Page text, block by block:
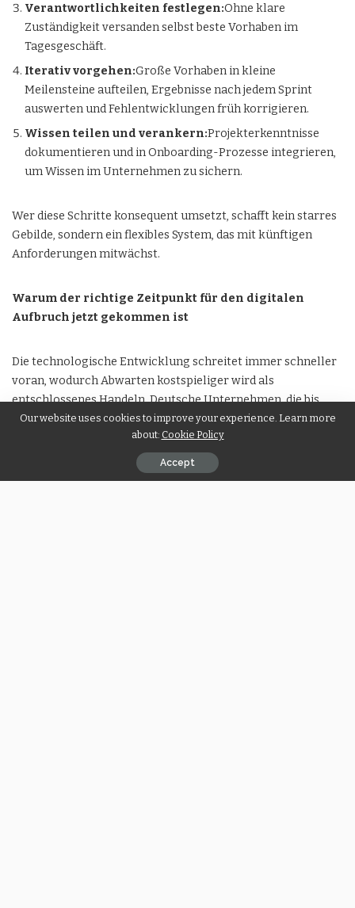
Verantwortlichkeiten festlegen:Ohne klare
Zuständigkeit versanden selbst beste Vorhaben im
Tagesgeschäft.
Iterativ vorgehen:Große Vorhaben in kleine
Meilensteine aufteilen, Ergebnisse nach jedem Sprint
auswerten und Fehlentwicklungen früh korrigieren.
Wissen teilen und verankern:Projekterkenntnisse
dokumentieren und in Onboarding-Prozesse integrieren,
um Wissen im Unternehmen zu sichern.
Wer diese Schritte konsequent umsetzt, schafft kein starres
Gebilde, sondern ein flexibles System, das mit künftigen
Anforderungen mitwächst.
Warum der richtige Zeitpunkt für den digitalen
Aufbruch jetzt gekommen ist
Die technologische Entwicklung schreitet immer schneller
voran, wodurch Abwarten kostspieliger wird als
entschlossenes Handeln. Deutsche Unternehmen, die bis
zum Jahr 2026 bereits digitale Prozesse fest in ihren
Arbeitsabläufen verankert haben, berichten durchweg von
deutlich kürzeren Reaktionszeiten, zufriedeneren Kunden
und spürbar motivierteren Teams im gesamten Betrieb. Der
Our website uses cookies to improve your experience. Learn more
about: Cookie Policy
Accept